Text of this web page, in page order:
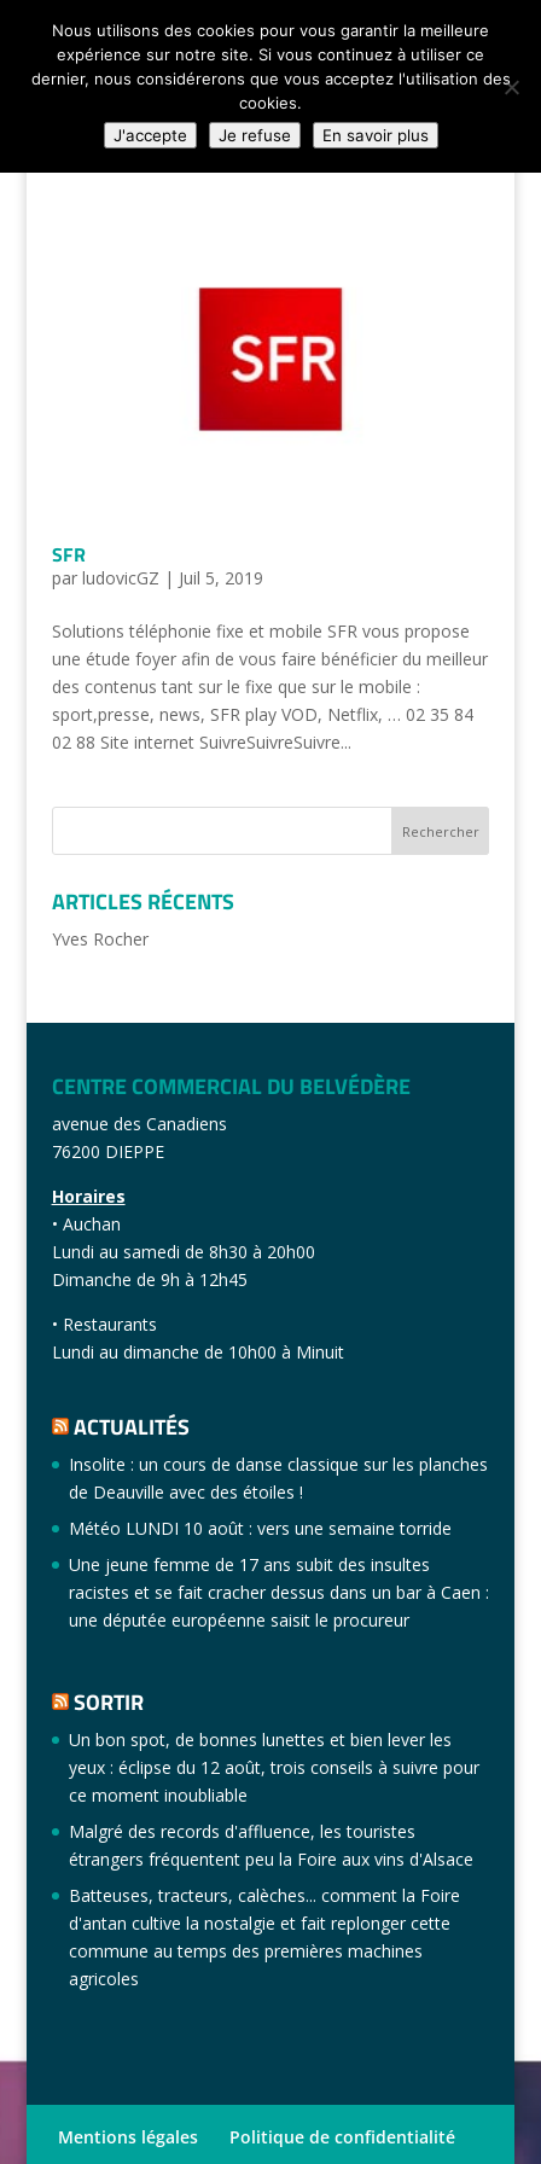
02 35 84 83 00
SFR
par ludovicGZ | Juil 5, 2019
Solutions téléphonie fixe et mobile SFR vous propose
une étude foyer afin de vous faire bénéficier du meilleur
des contenus tant sur le fixe que sur le mobile :
sport,presse, news, SFR play VOD, Netflix, … 02 35 84
02 88 Site internet SuivreSuivreSuivre...
ARTICLES RÉCENTS
Yves Rocher
CENTRE COMMERCIAL DU BELVÉDÈRE
avenue des Canadiens
76200 DIEPPE
Horaires
• Auchan
Lundi au samedi de 8h30 à 20h00
Dimanche de 9h à 12h45
• Restaurants
Lundi au dimanche de 10h00 à Minuit
ACTUALITÉS
Insolite : un cours de danse classique sur les planches
de Deauville avec des étoiles !
Météo LUNDI 10 août : vers une semaine torride
Une jeune femme de 17 ans subit des insultes
racistes et se fait cracher dessus dans un bar à Caen :
une députée européenne saisit le procureur
SORTIR
Un bon spot, de bonnes lunettes et bien lever les
yeux : éclipse du 12 août, trois conseils à suivre pour
ce moment inoubliable
Malgré des records d'affluence, les touristes
étrangers fréquentent peu la Foire aux vins d'Alsace
Batteuses, tracteurs, calèches... comment la Foire
d'antan cultive la nostalgie et fait replonger cette
commune au temps des premières machines
agricoles
Mentions légales Politique de confidentialité
Nous utilisons des cookies pour vous garantir la meilleure
expérience sur notre site. Si vous continuez à utiliser ce
dernier, nous considérerons que vous acceptez l'utilisation des
cookies.
J'accepte
Je refuse En savoir plus